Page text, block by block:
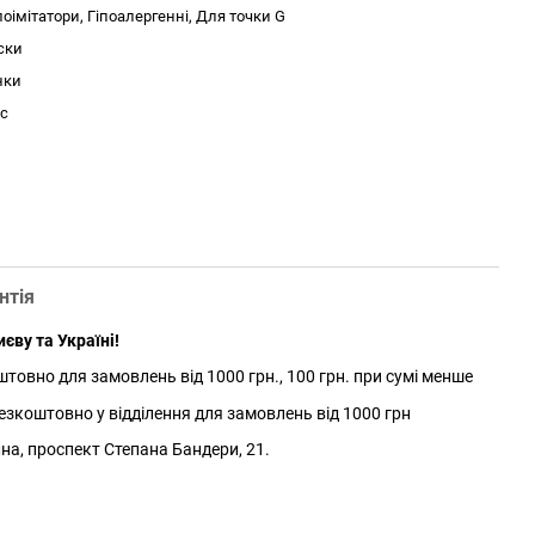
Гіпоалергенні, Для точки G
та Україні!
для замовлень від 1000 грн., 100 грн. при сумі менше
у відділення для замовлень від 1000 грн
проспект Степана Бандери, 21.